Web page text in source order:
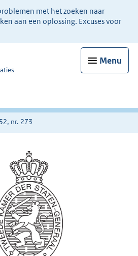
met het zoeken naar
aan een oplossing. Excuses voor
Menu
nr. 273